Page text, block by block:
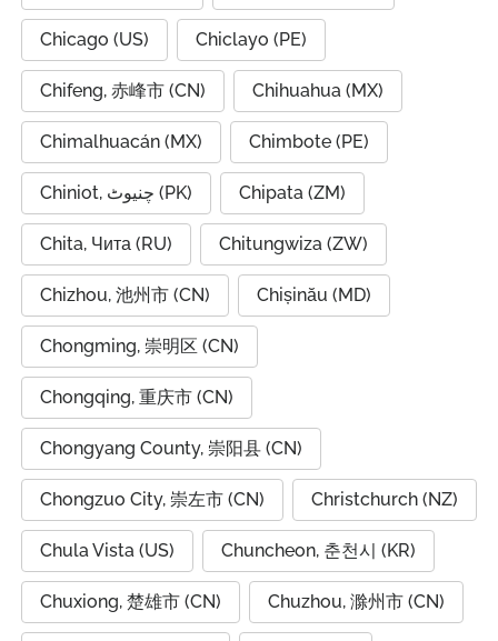
Chicago (US) Chiclayo (PE)
Chifeng, 赤峰市 (CN) Chihuahua (MX)
Chimalhuacán (MX) Chimbote (PE)
Chiniot, چنیوٹ (PK) Chipata (ZM)
Chita, Чита (RU) Chitungwiza (ZW)
Chizhou, 池州市 (CN) Chișinău (MD)
Chongming, 崇明区 (CN)
Chongqing, 重庆市 (CN)
Chongyang County, 崇阳县 (CN)
Chongzuo City, 崇左市 (CN) Christchurch (NZ)
Chula Vista (US) Chuncheon, 춘천시 (KR)
Chuxiong, 楚雄市 (CN) Chuzhou, 滁州市 (CN)